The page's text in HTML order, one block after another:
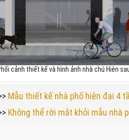
cảnh thiết kế và hình ảnh nhà chú Hiên
Mẫu thiết kế nhà phố hiện đại 4
Không thể rời mắt khỏi mẫu nhà